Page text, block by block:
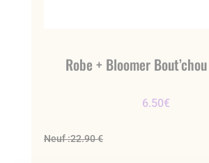
Robe + Bloomer
6.50€
Neuf :22.90 €